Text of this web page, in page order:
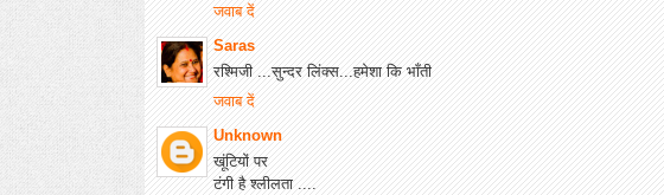
जवाब दें
Saras
रश्मिजी ...सुन्दर लिंक्स...हमेशा कि भाँती
जवाब दें
Unknown
खूंटियों पर
टंगी है श्लीलता ....